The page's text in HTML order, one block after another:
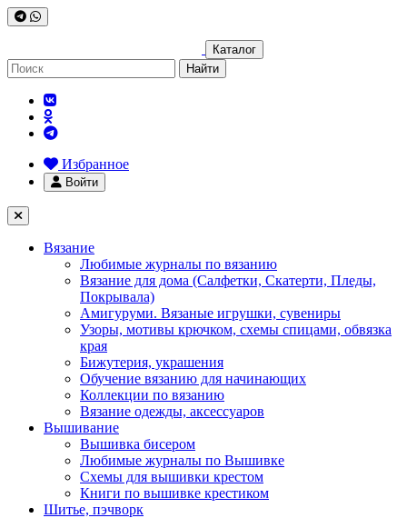
Каталог
Найти
Избранное
Войти
Вязание
Любимые журналы по вязанию
Вязание для дома (Салфетки, Скатерти, Пледы,
Покрывала)
Амигуруми. Вязаные игрушки, сувениры
Узоры, мотивы крючком, схемы спицами, обвязка
края
Бижутерия, украшения
Обучение вязанию для начинающих
Коллекции по вязанию
Вязание одежды, аксессуаров
Вышивание
Вышивка бисером
Любимые журналы по Вышивке
Схемы для вышивки крестом
Книги по вышивке крестиком
Шитье, пэчворк